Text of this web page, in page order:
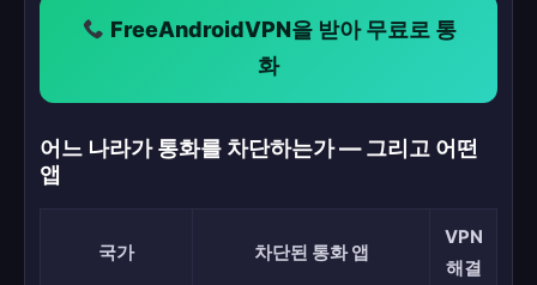
FreeAndroidVPN을 받아 무료로 통
화
어느 나라가 통화를 차단하는가 — 그리고 어떤
앱
국가 차단된 통화 앱
VPN
해결